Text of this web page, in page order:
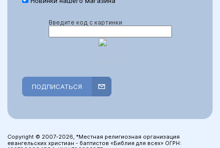
Введите код с картинки
ПОДПИСАТЬСЯ
Copyright © 2007-2026, *Местная религиозная организация
евангельских христиан - баптистов «Библия для всех» ОГРН: